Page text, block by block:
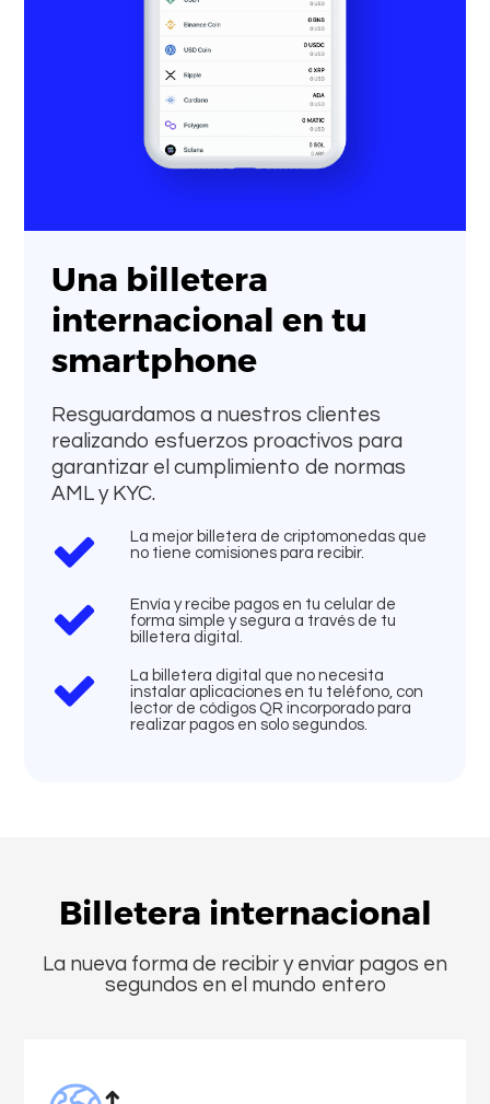
Una billetera
internacional en tu
smartphone
Resguardamos a nuestros clientes
realizando esfuerzos proactivos para
garantizar el cumplimiento de normas
AML y KYC.
La mejor billetera de criptomonedas que
no tiene comisiones para recibir.
Envía y recibe pagos en tu celular de
forma simple y segura a través de tu
billetera digital.
La billetera digital que no necesita
instalar aplicaciones en tu teléfono, con
lector de códigos QR incorporado para
realizar pagos en solo segundos.
Billetera internacional
La nueva forma de recibir y enviar pagos en
segundos en el mundo entero